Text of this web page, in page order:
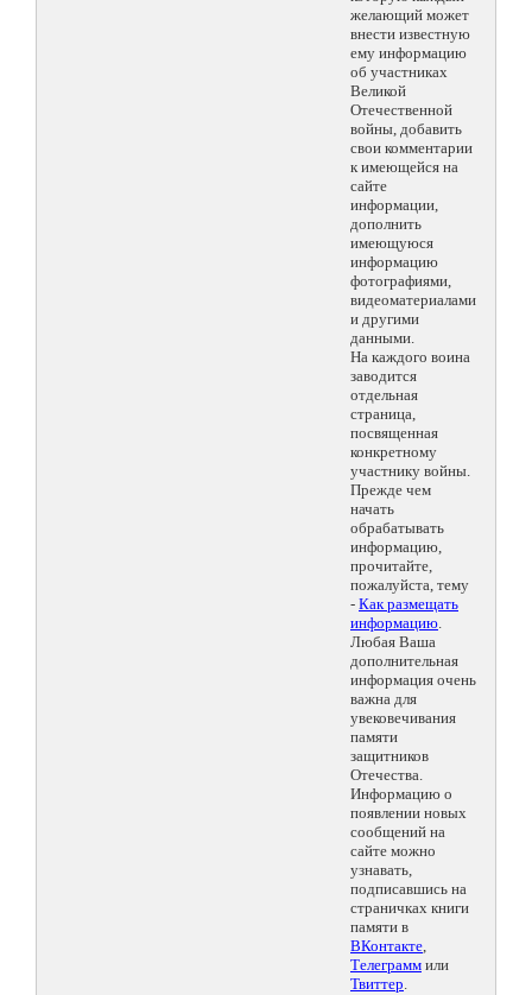
желающий может
внести известную
ему информацию
об участниках
Великой
Отечественной
войны, добавить
свои комментарии
к имеющейся на
сайте
информации,
дополнить
имеющуюся
информацию
фотографиями,
видеоматериалами
и другими
данными.
На каждого воина
заводится
отдельная
страница,
посвященная
конкретному
участнику войны.
Прежде чем
начать
обрабатывать
информацию,
прочитайте,
пожалуйста, тему
- Как размещать
информацию.
Любая Ваша
дополнительная
информация очень
важна для
увековечивания
памяти
защитников
Отечества.
Информацию о
появлении новых
сообщений на
сайте можно
узнавать,
подписавшись на
страничках книги
памяти в
ВКонтакте,
Телеграмм или
Твиттер.